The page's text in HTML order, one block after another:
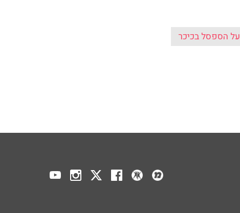
על הספסל בכיכר